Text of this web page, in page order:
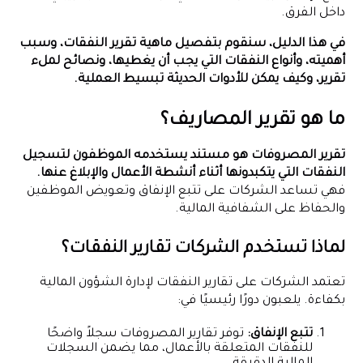
داخل الفرق.
في هذا الدليل، سنقوم بتفصيل ماهية تقرير النفقات، وسبب
أهميته، وأنواع النفقات التي يجب أن يغطيها، ونصائح لملء
تقرير، وكيف يمكن للأدوات الحديثة تبسيط العملية.
ما هو تقرير المصاريف؟
تقرير المصروفات هو مستند يستخدمه الموظفون لتسجيل
النفقات التي يتكبدونها أثناء أنشطة الأعمال والإبلاغ عنها.
فهي تساعد الشركات على تتبع الإنفاق وتعويض الموظفين
والحفاظ على الشفافية المالية.
لماذا تستخدم الشركات تقارير النفقات؟
تعتمد الشركات على تقارير النفقات لإدارة الشؤون المالية
بكفاءة. يلعبون دورًا رئيسيًا في:
تتبع الإنفاق: توفر تقارير المصروفات سجلاً واضحًا
للنفقات المتعلقة بالأعمال، مما يضمن السجلات